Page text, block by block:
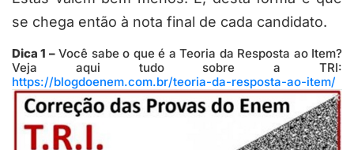
se chega então à nota final de cada candidato.
Dica 1 –Você sabe o que é a Teoria da Resposta ao Item?
Veja aqui tudo sobre a TRI:
https://blogdoenem.com.br/teoria-da-resposta-ao-item/